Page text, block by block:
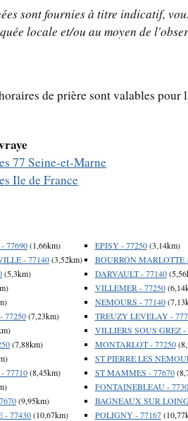
sont fournies à titre indicatif,
locale et/ou au moyen de
de prière sont valables
77 Seine-et-Marne
Ile de France
77690(1,66km)
- 77140(3,52km)
(5,3km)
77250(7,23km)
(7,88km)
77710(8,45km)
(9,95km)
- 77430(10,67km)
EPISY - 77250(3,14km)
BOURRON MARLOTTE
DARVAULT - 77140
VILLEMER - 77250
NEMOURS - 77140
TREUZY LEVELAY -
VILLIERS SOUS GREZ -
MONTARLOT - 77250
ST PIERRE LES
ST MAMMES - 77670
FONTAINEBLEAU -
BAGNEAUX SUR
POLIGNY - 77167